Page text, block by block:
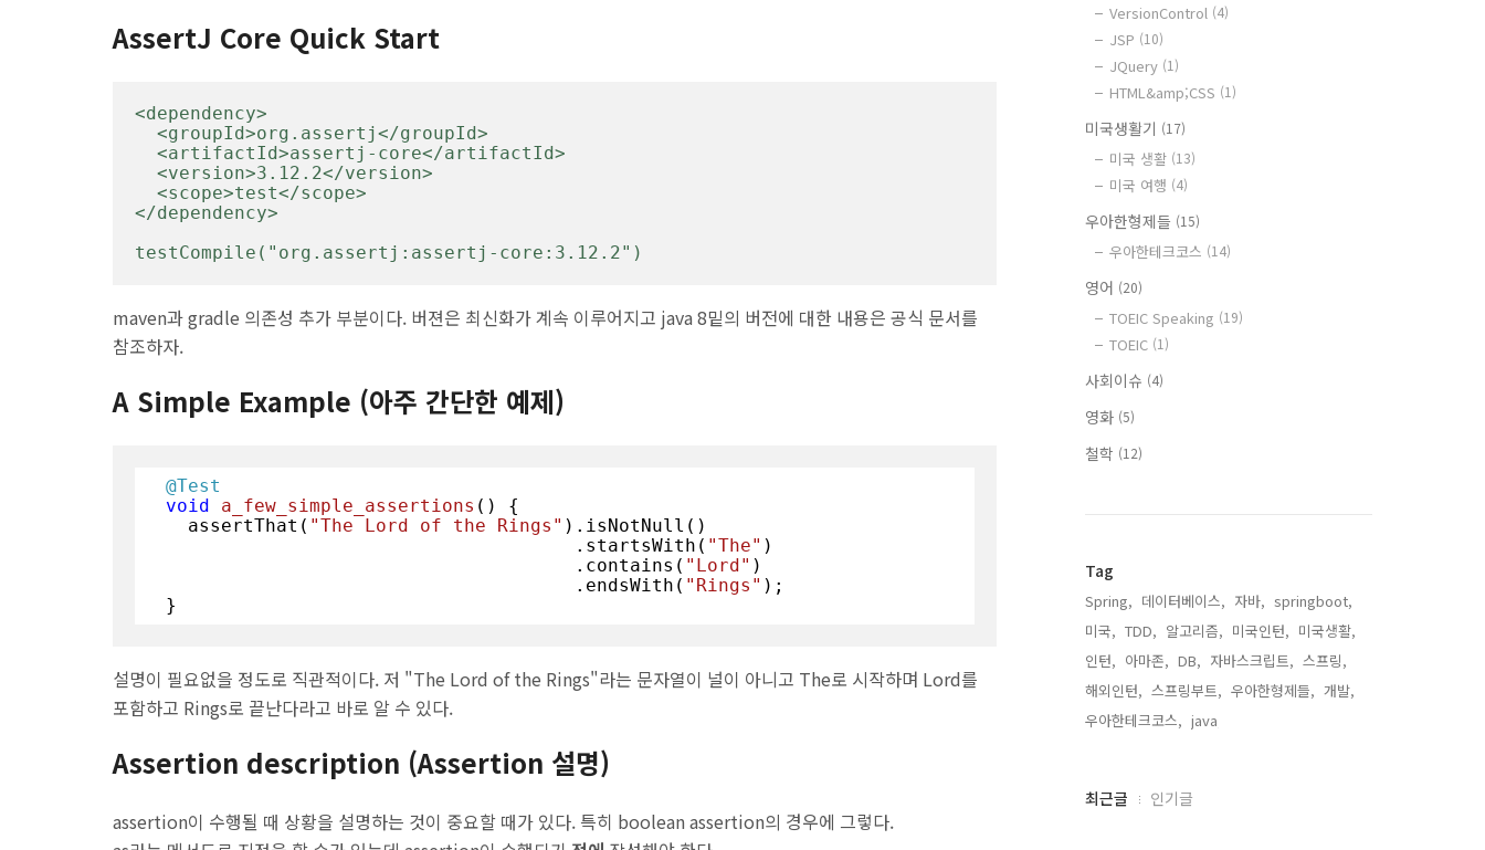
AssertJ Core Quick Start
<dependency>
</dependency>
testCompile("org.assertj:assertj-core:3.12.2")
maven과 gradle 의존성 추가 부분이다. 버젼은 최신화가 계속 이루어지고 java 8밑의 버전에 대한 내용은 공식 문서를
참조하자.
A Simple Example (아주 간단한 예제)
@Test
void
a_few_simple_assertions ()
{
    assertThat(
"The Lord of the Rings" ).isNotNull()
                                       .startsWith(
"The" )
                                       .contains(
"Lord" )
                                       .endsWith(
"Rings" );
  }
설명이 필요없을 정도로 직관적이다. 저 "The Lord of the Rings"라는 문자열이 널이 아니고 The로 시작하며 Lord를
포함하고 Rings로 끝난다라고 바로 알 수 있다.
Assertion description (Assertion 설명)
assertion이 수행될 때 상황을 설명하는 것이 중요할 때가 있다. 특히 boolean assertion의 경우에 그렇다.
VersionControl (4)
JSP (10)
JQuery (1)
HTML&amp;CSS (1)
미국생활기 (17)
미국 생활 (13)
미국 여행 (4)
우아한형제들 (15)
우아한테크코스 (14)
영어 (20)
TOEIC Speaking (19)
TOEIC (1)
사회이슈 (4)
영화 (5)
철학 (12)
Tag
Spring, 데이터베이스, 자바, springboot,
미국, TDD, 알고리즘, 미국인턴, 미국생활,
인턴, 아마존, DB, 자바스크립트, 스프링,
해외인턴, 스프링부트, 우아한형제들, 개발,
우아한테크코스, java,
최
최근글 인기글